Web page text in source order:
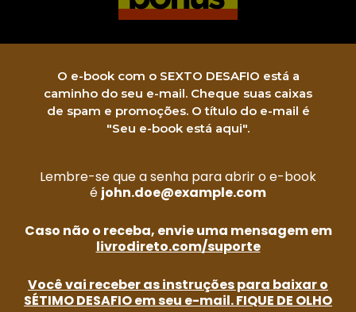
O e-book com o SEXTO DESAFIO está a
caminho do seu e-mail. Cheque suas caixas
de spam e promoções. O título do e-mail é
"Seu e-book está aqui".
Lembre-se que a senha para abrir o e-book
é john.doe@example.com
Caso não o receba, envie uma mensagem em
livrodireto.com/suporte
Você vai receber as instruções para baixar o
SÉTIMO DESAFIO em seu e-mail. FIQUE DE OLHO